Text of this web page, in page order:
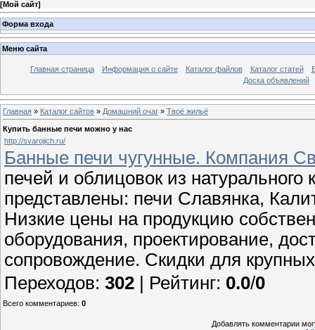
[Мой сайт]
Форма входа
Меню сайта
Главная страница Информация о сайте Каталог файлов Каталог статей
Доска объявлений
Главная » Каталог сайтов » Домашний очаг » Твоё жильё
Купить банные печи можно у нас
http://svarojich.ru/
Банные печи чугунные. Компания
печей и облицовок из
представлены: печи Славянка,
Низкие цены на продукцию
оборудования, проектирование,
сопровождение. Скидки для
Переходов: 302 | Рейтинг: 0.0/0
Всего комментариев: 0
Добавлять комментарии